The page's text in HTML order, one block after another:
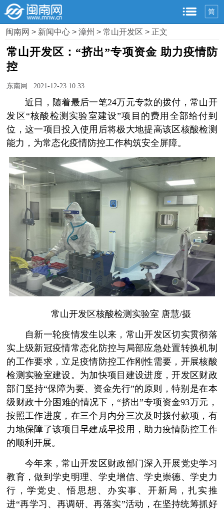
简
闽南网> 新闻中心>漳州>常山开发区> 正文
常山开发区：“挤出”专项资金 助力疫情防
控
东南网 2021-12-23 10:33
近日，随着最后一笔24万元专款的拨付，常山开
发区“核酸检测实验室建设”项目的费用全部给付到
位，这一项目投入使用后将极大地提高该区核酸检测
能力，为常态化疫情防控工作构筑安全屏障。
常山开发区核酸检测实验室 唐慧/摄
自新一轮疫情发生以来，常山开发区切实贯彻落
实上级新冠疫情常态化防控与局部应急处置转换机制
的工作要求，立足疫情防控工作刚性需要，开展核酸
检测实验室建设。为加快项目建设进度，开发区财政
部门坚持“保障为要、资金先行”的原则，特别是在本
级财政十分困难的情况下，“挤出”专项资金93万元，
按照工作进度，在三个月内分三次及时拨付款项，有
力地保障了该项目早建成早投用，助力疫情防控工作
的顺利开展。
今年来，常山开发区财政部门深入开展党史学习
教育，做到学史明理、学史增信、学史崇德、学史力
行，学党史、悟思想、办实事、开新局，扎实推
进“再学习、再调研、再落实”活动，在坚持统筹抓好